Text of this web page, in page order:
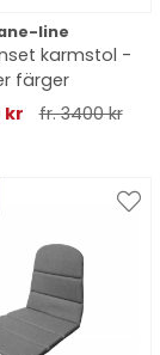
line
karmstol -
färger
kr
fr. 3400 kr